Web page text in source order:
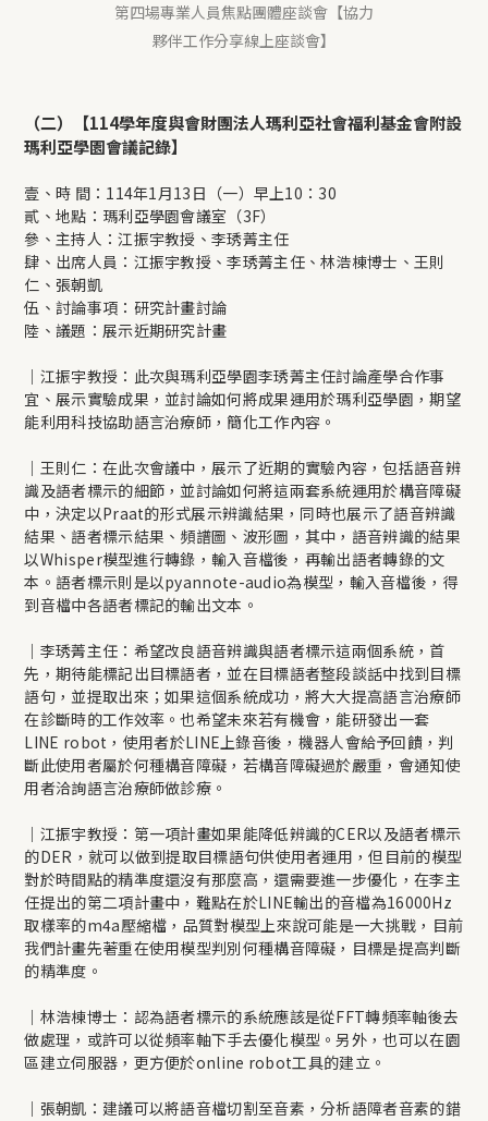
第四場專業人員焦點團體座談會【協力
夥伴工作分享線上座談會】
（二）【114學年度與會財團法人瑪利亞社會福利基金會附設
瑪利亞學園會議記錄】
壹、時 間：114年1月13日（一）早上10：30
貳、地點：瑪利亞學園會議室（3F）
參、主持人：江振宇教授、李琇菁主任
肆、出席人員：江振宇教授、李琇菁主任、林浩棟博士、王則
仁、張朝凱
伍、討論事項：研究計畫討論
陸、議題：展示近期研究計畫
｜江振宇教授：此次與瑪利亞學園李琇菁主任討論產學合作事
宜、展示實驗成果，並討論如何將成果運用於瑪利亞學園，期望
能利用科技協助語言治療師，簡化工作內容。
｜王則仁：在此次會議中，展示了近期的實驗內容，包括語音辨
識及語者標示的細節，並討論如何將這兩套系統運用於構音障礙
中，決定以Praat的形式展示辨識結果，同時也展示了語音辨識
結果、語者標示結果、頻譜圖、波形圖，其中，語音辨識的結果
以Whisper模型進行轉錄，輸入音檔後，再輸出語者轉錄的文
本。語者標示則是以pyannote-audio為模型，輸入音檔後，得
到音檔中各語者標記的輸出文本。
｜李琇菁主任：希望改良語音辨識與語者標示這兩個系統，首
先，期待能標記出目標語者，並在目標語者整段談話中找到目標
語句，並提取出來；如果這個系統成功，將大大提高語言治療師
在診斷時的工作效率。也希望未來若有機會，能研發出一套
LINE robot，使用者於LINE上錄音後，機器人會給予回饋，判
斷此使用者屬於何種構音障礙，若構音障礙過於嚴重，會通知使
用者洽詢語言治療師做診療。
｜江振宇教授：第一項計畫如果能降低辨識的CER以及語者標示
的DER，就可以做到提取目標語句供使用者運用，但目前的模型
對於時間點的精準度還沒有那麼高，還需要進一步優化，在李主
任提出的第二項計畫中，難點在於LINE輸出的音檔為16000Hz
取樣率的m4a壓縮檔，品質對模型上來說可能是一大挑戰，目前
我們計畫先著重在使用模型判別何種構音障礙，目標是提高判斷
的精準度。
｜林浩棟博士：認為語者標示的系統應該是從FFT轉頻率軸後去
做處理，或許可以從頻率軸下手去優化模型。另外，也可以在園
區建立伺服器，更方便於online robot工具的建立。
｜張朝凱：建議可以將語音檔切割至音素，分析語障者音素的錯